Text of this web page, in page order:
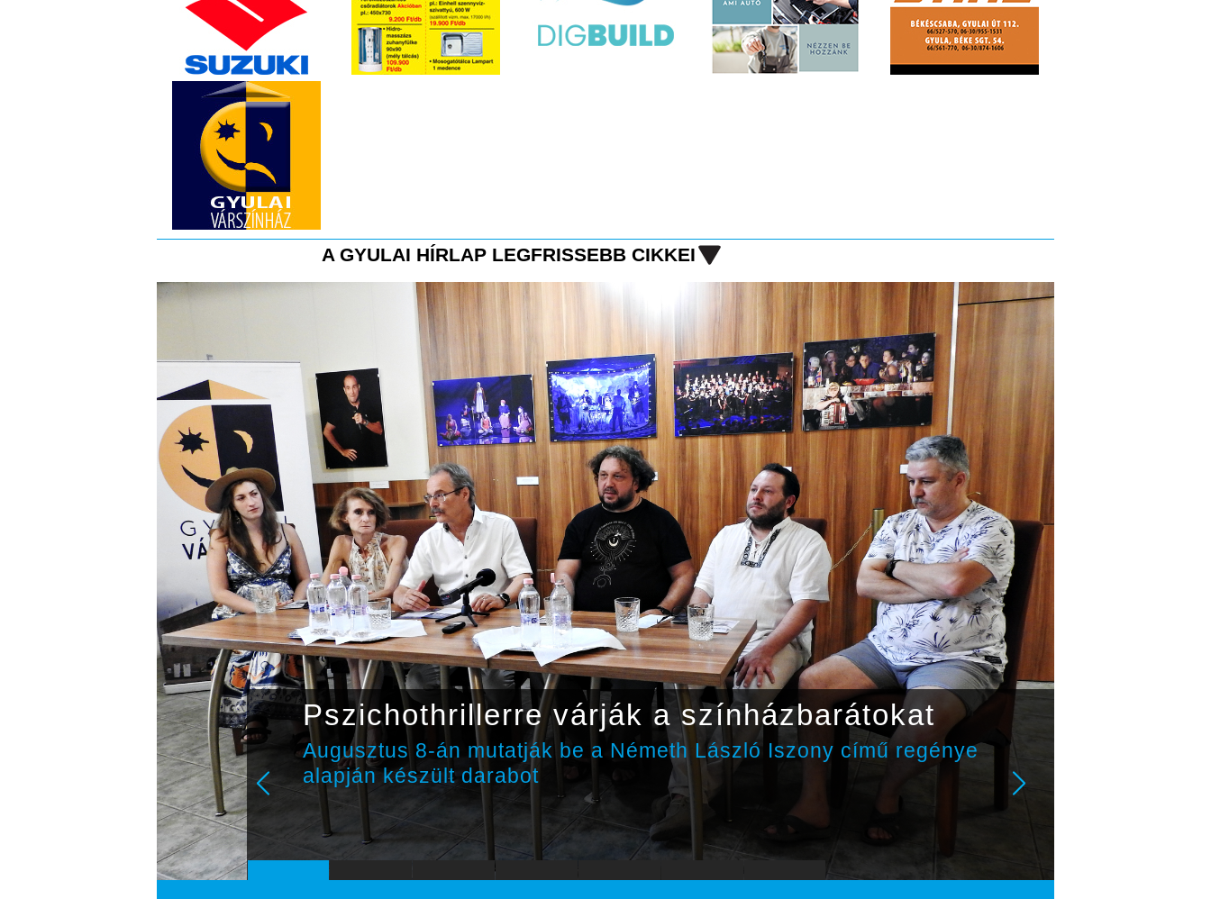
A GYULAI HÍRLAP LEGFRISSEBB CIKKEI
Pszichothrillerre várják a színházbarátokat
Augusztus 8-án mutatják be a Németh László Iszony című regénye
alapján készült darabot